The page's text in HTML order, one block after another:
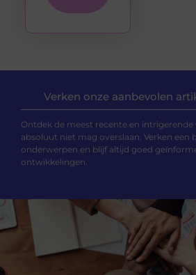
Verken onze aanbevolen
Ontdek de meest recente en intrigerende
absoluut niet mag overslaan. Verken een
onderwerpen en blijf altijd goed
ontwikkelingen.